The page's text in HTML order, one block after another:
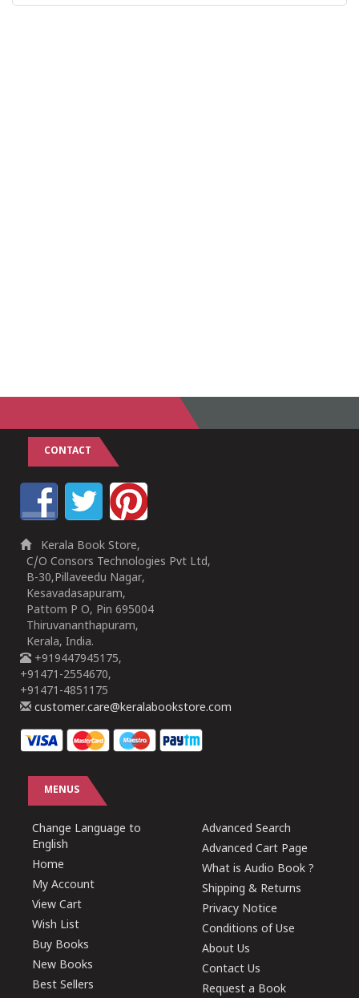
CONTACT
Kerala Book Store,
C/O Consors Technologies Pvt Ltd,
B-30,Pillaveedu Nagar,
Kesavadasapuram,
Pattom P O, Pin 695004
Thiruvananthapuram,
Kerala, India.
+919447945175,
+91471-2554670,
+91471-4851175
customer.care@keralabookstore.com
MENUS
Change Language to
English
Home
My Account
View Cart
Wish List
Buy Books
New Books
Best Sellers
Advanced Search
Advanced Cart Page
What is Audio Book ?
Shipping & Returns
Privacy Notice
Conditions of Use
About Us
Contact Us
Request a Book